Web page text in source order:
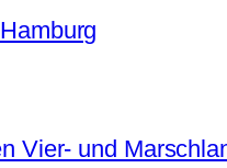
Vier- und